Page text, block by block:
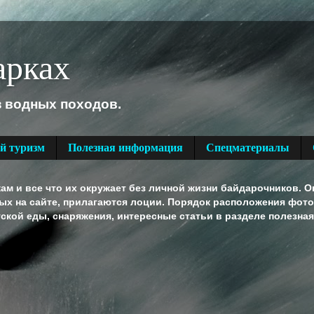
водных походов.
туризм Полезная информация Спецматериалы
все что их окружает без личной жизни байдарочников.
на сайте, прилагаются лоции. Порядок расположения
еды, снаряжения, интересные статьи в разделе